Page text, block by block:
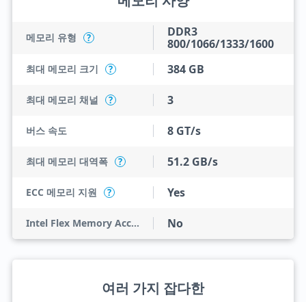
메모리 유형 ?
DDR3
800/1066/1333/1600
최대 메모리 크기 ? 384 GB
최대 메모리 채널 ? 3
버스 속도 8 GT/s
최대 메모리 대역폭 ? 51.2 GB/s
ECC 메모리 지원 ? Yes
Intel Flex Memory Access No
여러 가지 잡다한